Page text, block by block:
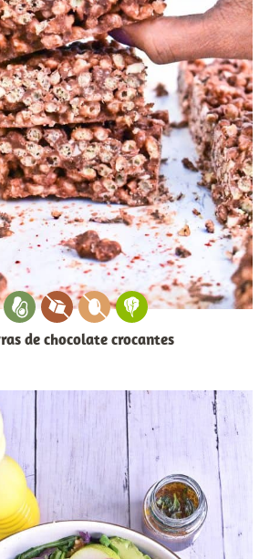
de chocolate crocantes